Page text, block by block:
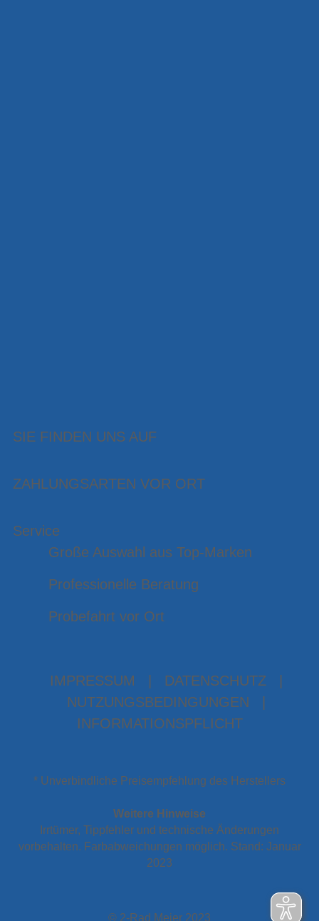
SIE FINDEN UNS AUF
ZAHLUNGSARTEN VOR ORT
Service
Große Auswahl aus Top-Marken
Professionelle Beratung
Probefahrt vor Ort
IMPRESSUM DATENSCHUTZ
NUTZUNGSBEDINGUNGEN
INFORMATIONSPFLICHT
* Unverbindliche Preisempfehlung des Herstellers
Weitere Hinweise
Irrtümer, Tippfehler und technische Änderungen
vorbehalten. Farbabweichungen möglich. Stand: Januar
2023
© 2-Rad Meier 2023